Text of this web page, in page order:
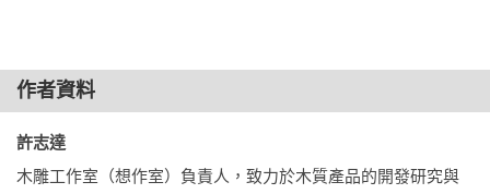
工地做了五年之久的模板工人，參加職訓學習裝潢木工，結訓
後與朋友合夥做拼裝家具，短短一年我就決定拆夥開始自己的
創業路程，前兩年總收入不到二十萬，那時候經營得很辛苦，
必須仰賴借貸才能苟活。
作者資料
許志達
木雕工作室（想作室）負責人，致力於木質產品的開發研究與